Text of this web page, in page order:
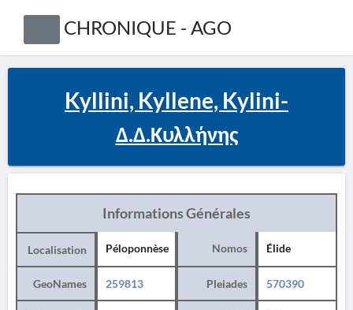
CHRONIQUE - AGO
Kyllini, Kyllene, Kylini-
Δ.Δ.Κυλλήνης
Informations Générales
Localisation Péloponnèse Nomos Élide
GeoNames 259813 Pleiades 570390